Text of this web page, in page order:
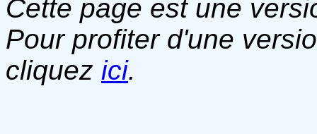
Cette page est une
Pour profiter d'une
cliquez ici.